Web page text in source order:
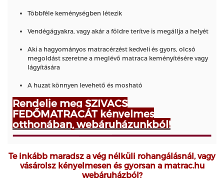
Többféle keménységben létezik
Vendégágyakra, vagy akár a földre terítve is megállja a helyét
Aki a hagyományos matracérzést kedveli és gyors, olcsó
megoldást szeretne a meglévő matraca keményítésére vagy
lágyítására
A huzat könnyen levehető és mosható
Rendelje meg SZIVACS
FEDŐMATRACÁT kényelmes
otthonában, webáruházunkból!
Te inkább maradsz a vég nélküli rohangálásnál, vagy
vásárolsz kényelmesen és gyorsan a matrac.hu
webáruházból?